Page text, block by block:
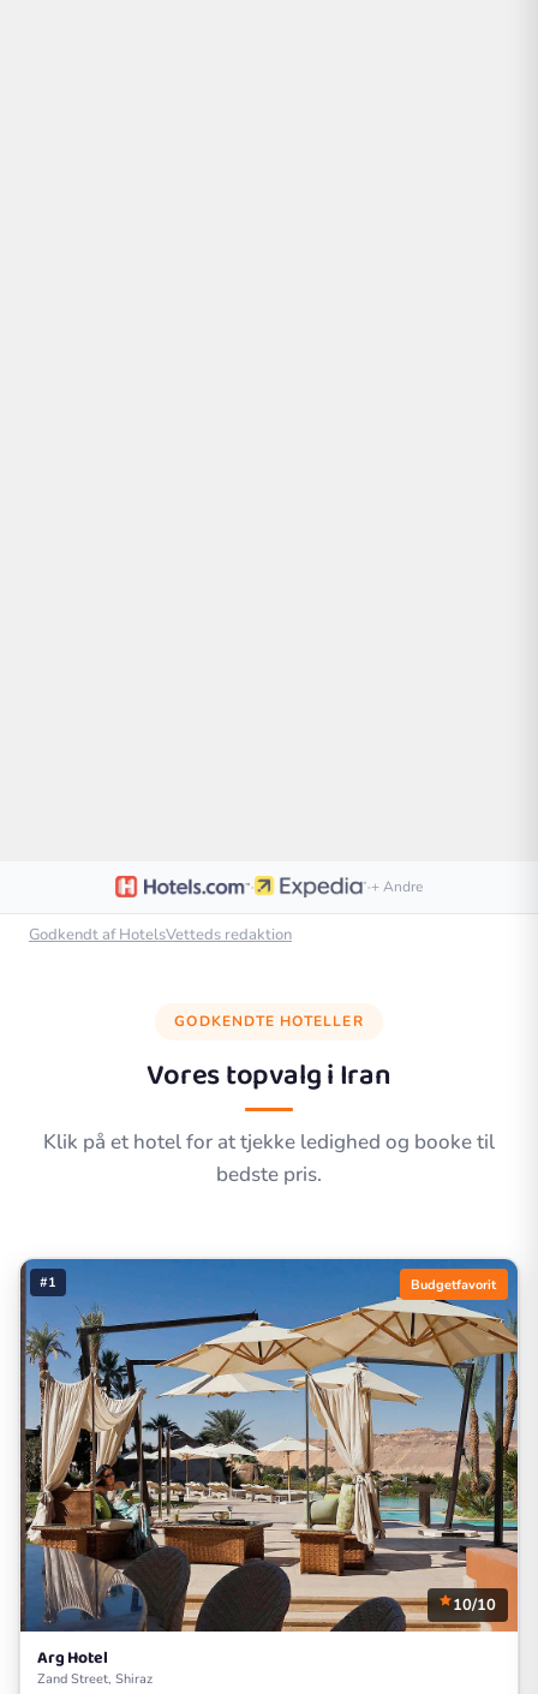
· ·+ Andre
Godkendt af HotelsVetteds redaktion
GODKENDTE HOTELLER
Vores topvalg iIran
Klik på et hotel for at tjekke ledighed og booke til
bedste pris.
#1 Budgetfavorit
10/10
Arg Hotel
Zand Street, Shiraz